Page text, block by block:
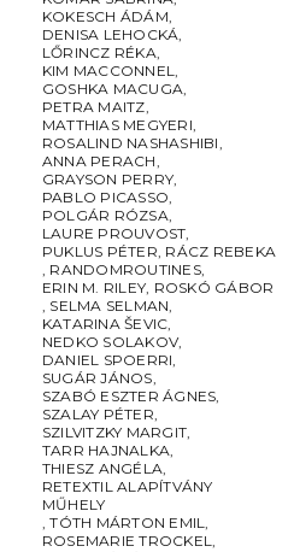
KOKESCH ÁDÁM,
DENISA LEHOCKÁ,
LŐRINCZ RÉKA,
KIM MACCONNEL,
GOSHKA MACUGA,
PETRA MAITZ,
MATTHIAS MEGYERI,
ROSALIND NASHASHIBI,
ANNA PERACH,
GRAYSON PERRY,
PABLO PICASSO,
POLGÁR RÓZSA,
LAURE PROUVOST,
PUKLUS PÉTER, RÁCZ REBEKA
, RANDOMROUTINES,
ERIN M. RILEY, ROSKÓ GÁBOR
, SELMA SELMAN,
KATARINA ŠEVIC,
NEDKO SOLAKOV,
DANIEL SPOERRI,
SUGÁR JÁNOS,
SZABÓ ESZTER ÁGNES,
SZALAY PÉTER,
SZILVITZKY MARGIT,
TARR HAJNALKA,
THIESZ ANGÉLA,
RETEXTIL ALAPÍTVÁNY
MŰHELY
,TÓTH MÁRTON EMIL,
ROSEMARIE TROCKEL,